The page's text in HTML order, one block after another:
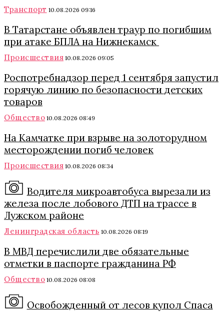
Транспорт 10.08.2026 09:16
В Татарстане объявлен траур по погибшим
при атаке БПЛА на Нижнекамск
Происшествия 10.08.2026 09:05
Роспотребнадзор перед 1 сентября запустил
горячую линию по безопасности детских
товаров
Общество 10.08.2026 08:49
На Камчатке при взрыве на золоторудном
месторождении погиб человек
Происшествия 10.08.2026 08:34
Водителя микроавтобуса вырезали из
железа после лобового ДТП на трассе в
Лужском районе
Ленинградская область 10.08.2026 08:19
В МВД перечислили две обязательные
отметки в паспорте гражданина РФ
Общество 10.08.2026 08:08
Освобожденный от лесов купол Спаса